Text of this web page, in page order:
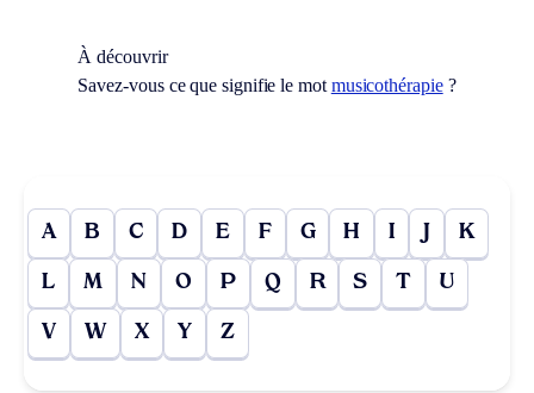
À découvrir
Savez-vous ce que signifie le mot musicothérapie?
A B C D E F G H I J K
L M N O P Q R S T U
V W X Y Z